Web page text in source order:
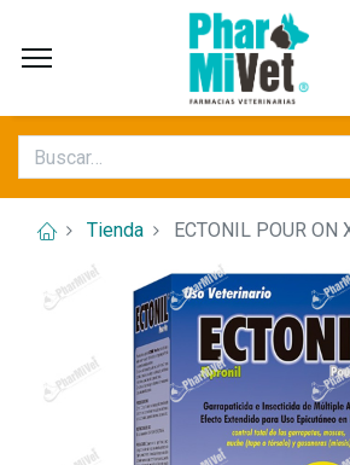
Tienda ECTONIL POUR ON